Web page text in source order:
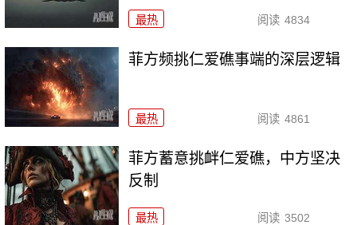
最热 阅读 4834
菲方频挑仁爱礁事端的深层逻辑
最热 阅读 4861
菲方蓄意挑衅仁爱礁，中方坚决
反制
最热 阅读 3502